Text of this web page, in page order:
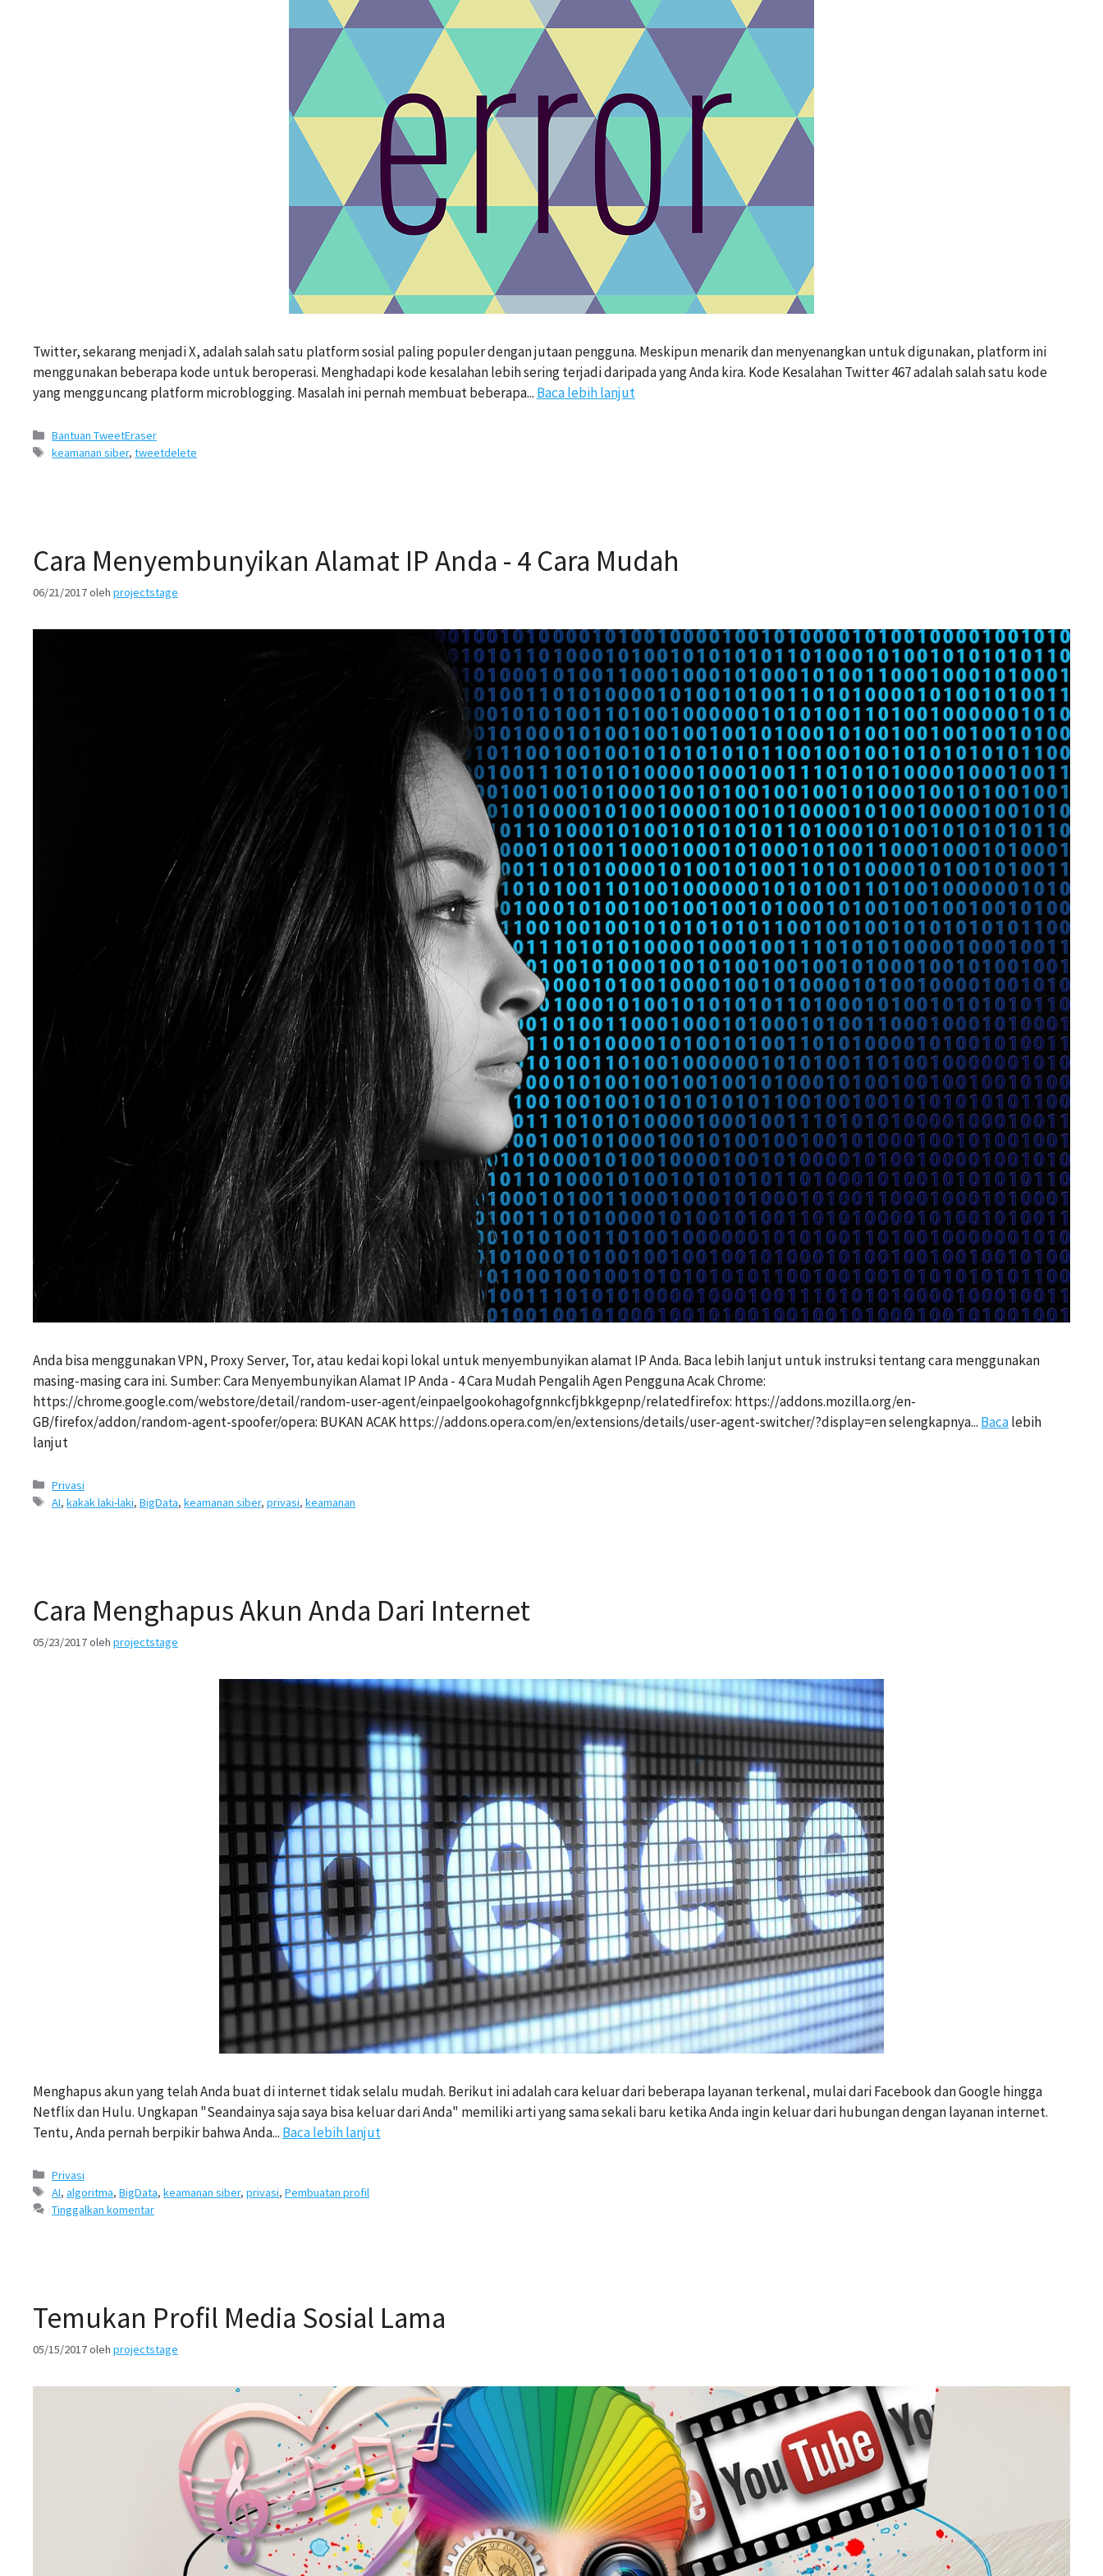
Twitter, sekarang menjadi X, adalah salah satu platform sosial paling populer dengan jutaan pengguna. Meskipun menarik dan menyenangkan untuk digunakan, platform ini
menggunakan beberapa kode untuk beroperasi. Menghadapi kode kesalahan lebih sering terjadi daripada yang Anda kira. Kode Kesalahan Twitter 467 adalah salah satu kode
yang mengguncang platform microblogging. Masalah ini pernah membuat beberapa... Baca lebih lanjut
Kategori
Bantuan TweetEraser
Tags
keamanan siber,tweetdelete
Cara Menyembunyikan Alamat IP Anda - 4 Cara Mudah
06/21/2017oleh projectstage
Anda bisa menggunakan VPN, Proxy Server, Tor, atau kedai kopi lokal untuk menyembunyikan alamat IP Anda. Baca lebih lanjut untuk instruksi tentang cara menggunakan
masing-masing cara ini. Sumber: Cara Menyembunyikan Alamat IP Anda - 4 Cara Mudah Pengalih Agen Pengguna Acak Chrome:
https://chrome.google.com/webstore/detail/random-user-agent/einpaelgookohagofgnnkcfjbkkgepnp/relatedfirefox: https://addons.mozilla.org/en-
GB/firefox/addon/random-agent-spoofer/opera: BUKAN ACAK https://addons.opera.com/en/extensions/details/user-agent-switcher/?display=en selengkapnya... Bacalebih
lanjut
Kategori
Privasi
Tags
AI,kakak laki-laki,BigData,keamanan siber,privasi,keamanan
Cara Menghapus Akun Anda Dari Internet
05/23/2017oleh projectstage
Menghapus akun yang telah Anda buat di internet tidak selalu mudah. Berikut ini adalah cara keluar dari beberapa layanan terkenal, mulai dari Facebook dan Google hingga
Netflix dan Hulu. Ungkapan "Seandainya saja saya bisa keluar dari Anda" memiliki arti yang sama sekali baru ketika Anda ingin keluar dari hubungan dengan layanan internet.
Tentu, Anda pernah berpikir bahwa Anda... Baca lebih lanjut
Kategori
Privasi
Tags
AI,algoritma,BigData,keamanan siber,privasi,Pembuatan profil
Tinggalkan komentar
Temukan Profil Media Sosial Lama
05/15/2017oleh projectstage